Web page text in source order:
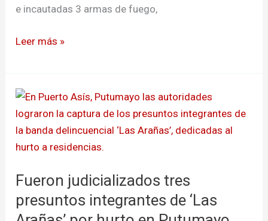
e incautadas 3 armas de fuego,
Leer más »
Fueron judicializados tres
presuntos integrantes de ‘Las
Fueron
judicializados
tres
presuntos
de
‘Las
Arañas’